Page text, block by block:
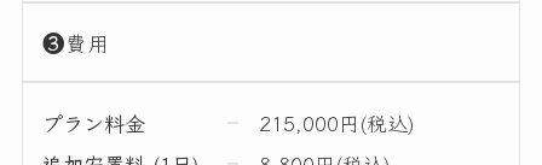
❸費用
プラン料金
215,000円(税込)